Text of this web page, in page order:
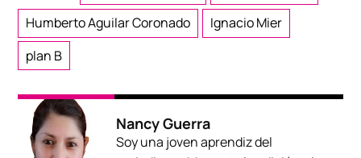
Humberto Aguilar Coronado
Ignacio Mier
plan B
Nancy Guerra
Soy una joven aprendiz del